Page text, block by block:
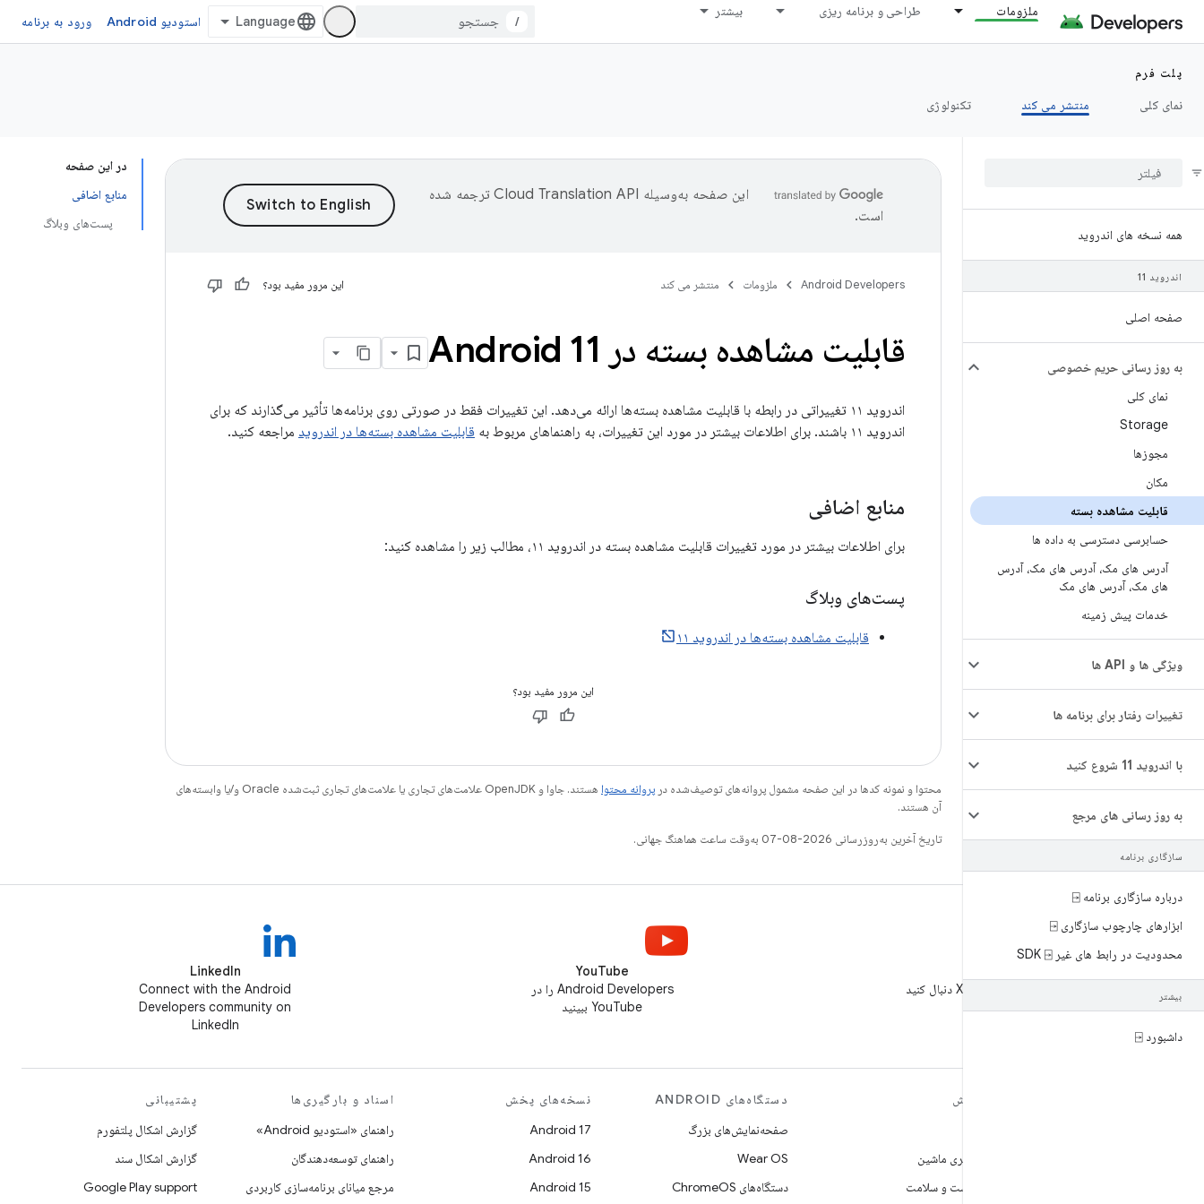
ملزومات طراحی و برنامه ریزی بیشتر
/ استودیو Android ورود به برنامه
پلت فرم
نمای کلی
منتشر می کند تکنولوژی
همه نسخه های اندروید
اندروید 11
صفحه اصلی
به روز رسانی حریم خصوصی
نمای کلی
Storage
مجوزها
مکان
قابلیت مشاهده بسته
حسابرسی دسترسی به داده ها
آدرس های مک، آدرس های مک، آدرس
های مک، آدرس های مک
خدمات پیش زمینه
ویژگی ها و API ها
تغییرات رفتار برای برنامه ها
با اندروید 11 شروع کنید
به روز رسانی های مرجع
سازگاری برنامه
درباره سازگاری برنامه ⍈
ابزارهای چارچوب سازگاری ⍈
محدودیت در رابط های غیر SDK ⍈
بیشتر
داشبورد ⍈
در این صفحه
منابع اضافی
پست‌های وبلاگ
این صفحه به‌وسیله
ترجمه شده
است.
Android Developers ملزومات منتشر می کند این مرور مفید بود؟
قابلیت مشاهده بسته در Android 11
اندروید ۱۱ تغییراتی در رابطه با قابلیت مشاهده بسته‌ها ارائه می‌دهد. این تغییرات فقط در صورتی روی برنامه‌ها تأثیر می‌گذارند که برای
اندروید ۱۱ باشند. برای اطلاعات بیشتر در مورد این تغییرات، به راهنماهای مربوط به
قابلیت مشاهده بسته‌ها در اندروید مراجعه کنید.
منابع اضافی
برای اطلاعات بیشتر در مورد تغییرات قابلیت مشاهده بسته در اندروید ۱۱، مطالب زیر را مشاهده کنید:
پست‌های وبلاگ
قابلیت مشاهده بسته‌ها در اندروید ۱۱
این مرور مفید بود؟
محتوا و نمونه کدها در این صفحه مشمول پروانه‌های توصیف‌شده در پروانه محتوا
هستند. جاوا و OpenJDK علامت‌های تجاری یا علامت‌های تجاری ثبت‌شده Oracle و/یا وابسته‌های
آن هستند.
تاریخ آخرین به‌روزرسانی 2026-08-07 به‌وقت ساعت هماهنگ جهانی.
YouTube
Android Developers را در
YouTube ببینید
LinkedIn
Connect with the Android
Developers community on
LinkedIn
کاوش
یادگیری ماشین
بهداشت و سلامت
دستگاه‌های ANDROID
صفحه‌نمایش‌های بزرگ
Wear OS
دستگاه‌های ChromeOS
نسخه‌های پخش
Android 17
Android 16
Android 15
اسناد و بارگیری‌ها
راهنمای «استودیو Android»
راهنمای توسعه‌دهندگان
مرجع میانای برنامه‌سازی کاربردی
پشتیبانی
گزارش اشکال پلتفورم
گزارش اشکال سند
Google Play support